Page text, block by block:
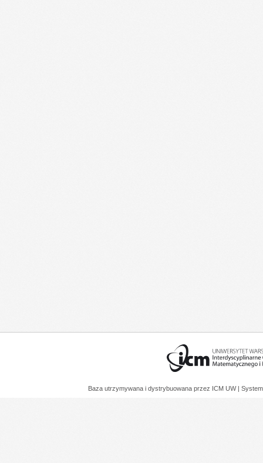
Baza utrzymywana i dystrybuowana przez ICM UW |